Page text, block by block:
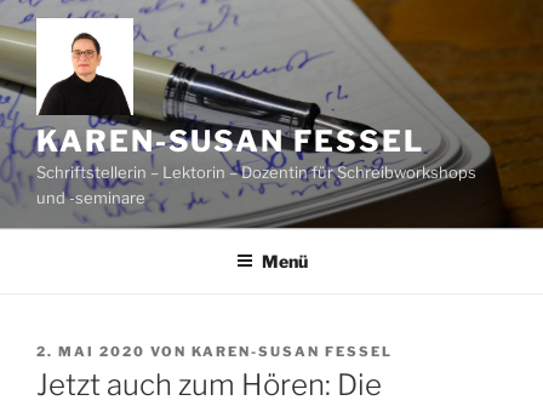
Zum
Inhalt
springen
KAREN-SUSAN FESSEL
Schriftstellerin – Lektorin – Dozentin für Schreibworkshops
und -seminare
Menü
VERÖFFENTLICHT
AM
2. MAI 2020 VON KAREN-SUSAN FESSEL
Jetzt auch zum Hören: Die